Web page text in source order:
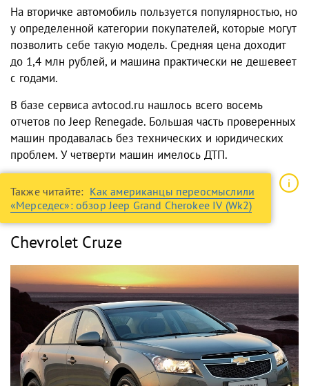
На вторичке автомобиль пользуется популярностью, но
у определенной категории покупателей, которые могут
позволить себе такую модель. Средняя цена доходит
до 1,4 млн рублей, и машина практически не дешевеет
с годами.
В базе сервиса avtocod.ru нашлось всего восемь
отчетов по Jeep Renegade. Большая часть проверенных
машин продавалась без технических и юридических
проблем. У четверти машин имелось ДТП.
Также читайте: Как американцы переосмыслили
«Мерседес»: обзор Jeep Grand Cherokee IV (Wk2)
Chevrolet Cruze